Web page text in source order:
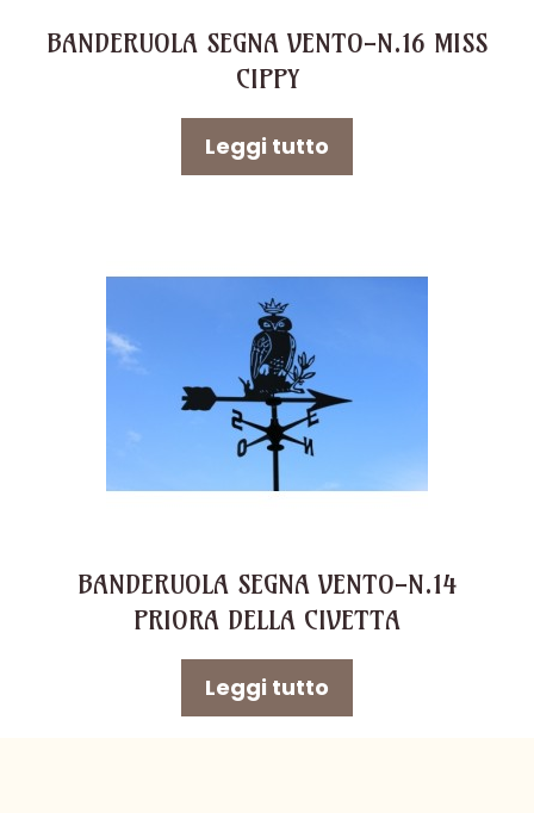
BANDERUOLA SEGNA VENTO-N.16 MISS
CIPPY
Leggi tutto
BANDERUOLA SEGNA VENTO-N.14
PRIORA DELLA CIVETTA
Leggi tutto